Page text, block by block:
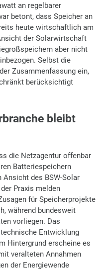
an regelbarer
betont, dass Speicher an
heute wirtschaftlich am
der Solarwirtschaft
aber nicht
Selbst die
Zusammenfassung ein,
berücksichtigt
bleibt
die Netzagentur offenbar
Batteriespeichern
Ansicht des BSW-Solar
Praxis melden
für Speicherprojekte
während bundesweit
vorliegen. Das
Entwicklung
Hintergrund erscheine es
veralteten Annahmen
der Energiewende